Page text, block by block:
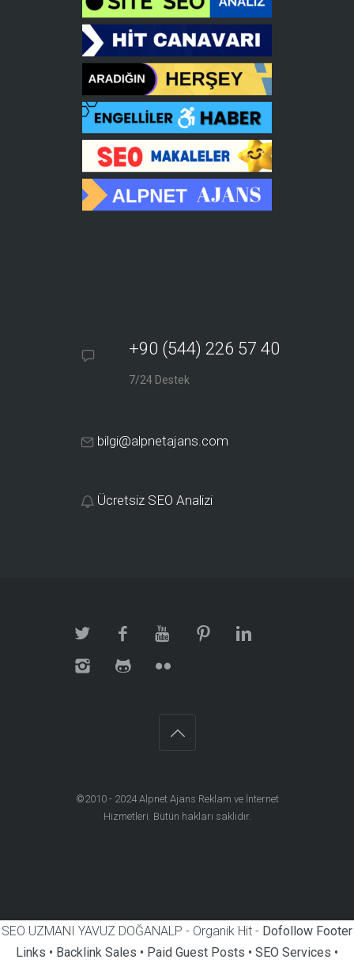
+90 (544) 226 57 40
7/24 Destek
bilgi@alpnetajans.com
Ücretsiz SEO Analizi
©2010 - 2024Alpnet Ajans Reklam ve İnternet
Hizmetleri . Bütün hakları saklıdır.
SEO UZMANI YAVUZ DOĞANALP - Organik Hit - Dofollow Footer
Links • Backlink Sales • Paid Guest Posts • SEO Services •